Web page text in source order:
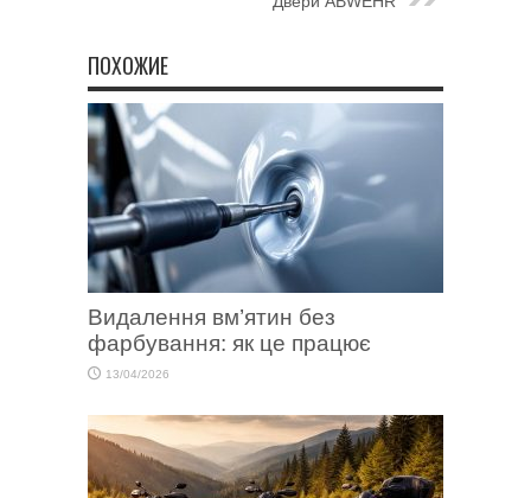
ПОХОЖИЕ
Видалення вм’ятин без
фарбування: як це працює
13/04/2026